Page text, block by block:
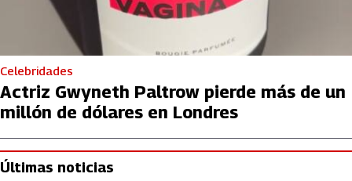
Celebridades
Actriz Gwyneth Paltrow pierde más de un
millón de dólares en Londres
Últimas noticias